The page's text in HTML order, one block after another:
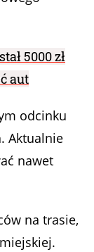
5000 zł
aut
odcinku
Aktualnie
nawet
na trasie,